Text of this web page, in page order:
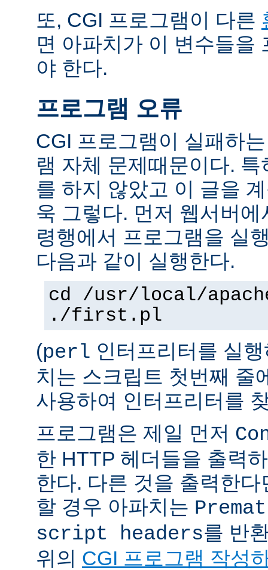
또, CGI 프로그램이 다른
면 아파치가 이 변수들을
야 한다.
프로그램 오류
CGI 프로그램이 실패하
램 자체 문제때문이다.
를 하지 않았고 이 글을
욱 그렇다. 먼저 웹서버
령행에서 프로그램을 실
다음과 같이 실행한다.
cd /usr/local/
./first.pl
(perl 인터프리터를 실
치는 스크립트 첫번째 줄
사용하여 인터프리터를
프로그램은 제일 먼저
한 HTTP 헤더들을 출력
한다. 다른 것을 출력한
할 경우 아파치는
script headers를 반
위의 CGI 프로그램 작성